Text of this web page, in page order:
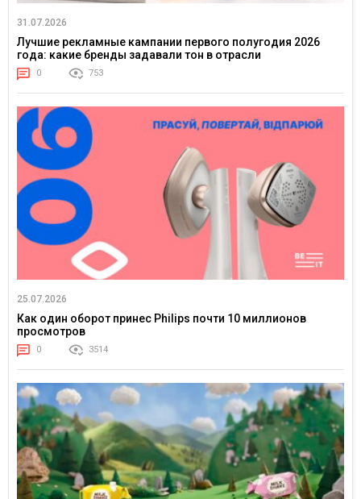
31.07.2026
Лучшие рекламные кампании первого полугодия 2026
года: какие бренды задавали тон в отрасли
0 753
25.07.2026
Как один оборот принес Philips почти 10 миллионов
просмотров
0 3514